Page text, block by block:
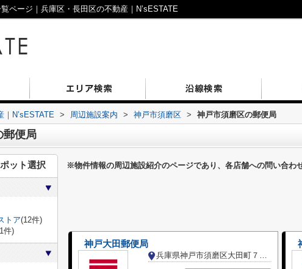
ページ｜兵庫区・長田区の不動産｜N’sESTATE
N’sESTATE > 周辺施設案内 > 神戸市須磨区 > 神戸市須磨区の郵便局
郵便局
※物件情報の周辺施設紹介のページであり、各店舗への問い合わ
神戸大田郵便局
兵庫県神戸市須磨区大田町７丁目
ット選択
トア(12件)
件)